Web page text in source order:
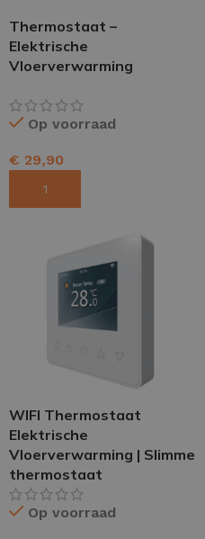
Thermostaat –
Elektrische
Vloerverwarming
Op voorraad
€ 29,90
WIFI Thermostaat
Elektrische
Vloerverwarming | Slimme
thermostaat
Op voorraad